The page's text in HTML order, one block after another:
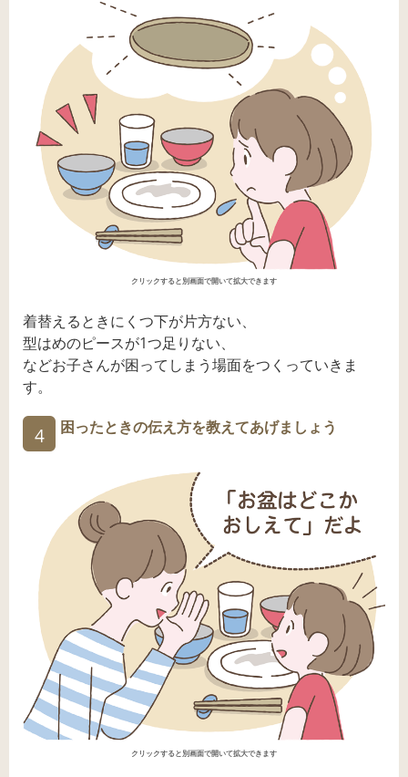
クリックすると別画面で開いて拡大できます
着替えるときにくつ下が片方ない、
型はめのピースが1つ足りない、
などお子さんが困ってしまう場面をつくっていきま
す。
4 困ったときの伝え方を教えてあげましょう
クリックすると別画面で開いて拡大できます